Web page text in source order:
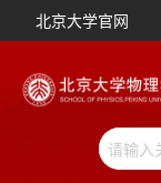
北京大学官网